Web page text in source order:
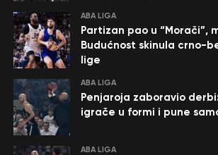
ABA LIGA
Partizan pao u “Morači”,
Budućnost skinula crno-
lige
ABA LIGA
Penjaroja zaboravio
igrače u formi i pune
ABA LIGA